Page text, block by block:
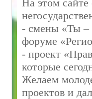
На этом
- смены «Ты –
форуме
- проект
которые
Желаем
проектов и